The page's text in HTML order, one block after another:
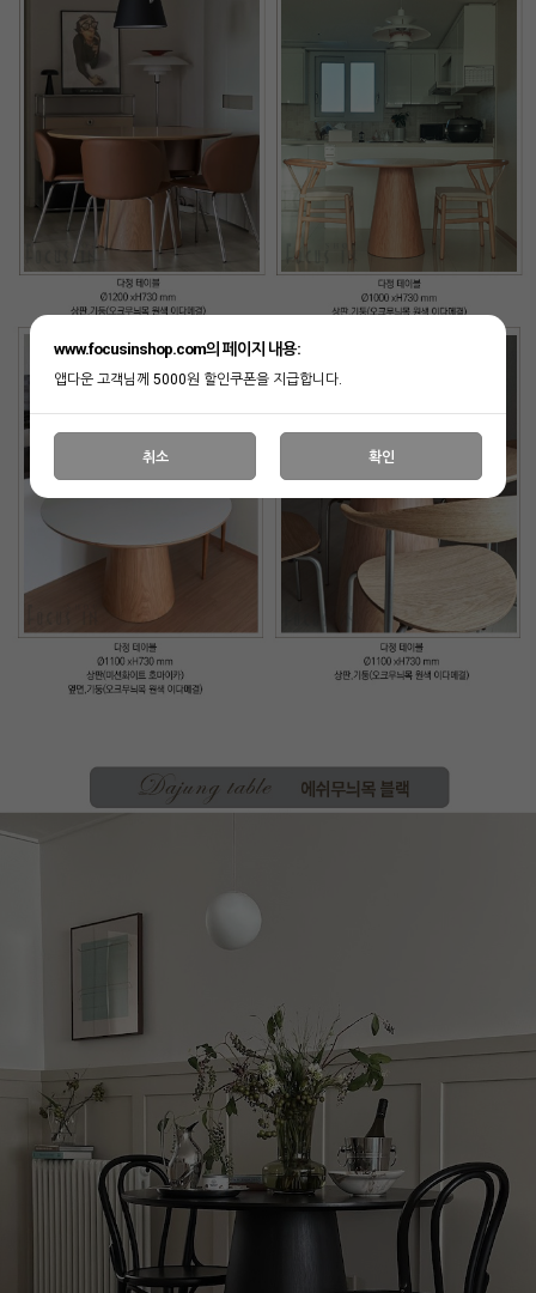
www.focusinshop.com의 페이지 내용:
앱다운 고객님께 5000원 할인쿠폰을 지급합니다.
취소 확인